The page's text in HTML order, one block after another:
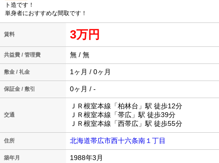
ト造です！
単身者におすすめな間取です！
賃料 3万円
共益費 / 管理費 無 / 無
敷金 / 礼金 1ヶ月 / 0ヶ月
保証金 / 敷引 0ヶ月 / -
交通
ＪＲ根室本線「柏林台」駅 徒歩12分
ＪＲ根室本線「帯広」駅 徒歩39分
ＪＲ根室本線「西帯広」駅 徒歩55分
住所 北海道帯広市西十六条南１丁目
築年月 1988年3月